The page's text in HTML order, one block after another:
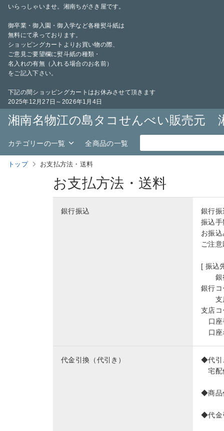
いらっしゃいませ。湘南ちがさき屋です。
御卒業・御入園・御入学など各種熨斗紙は
無料にて承っております。
ショッピングカートよりお買い物の際、
ご意見ご要望欄に熨斗紙の種類・
名入れの有無（入れる場合のお名前）
をご記入下さい。
下記の間ショッピングカートはお休みさせて頂きます
2025年12月27日～2026年1月4日
湘南名物江の島タコせんべい販売元
カテゴリーの一覧 全商品の一覧
トップ お支払方法・送料
お支払方法・送料
銀行振込
銀行
振込
お振
ご注
[ 振込
銀
銀行
支
支店
口
口
代金引換（代引き）
◆代引
宅配
◆商品
◆代金